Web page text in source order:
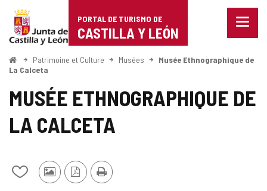
Portal
de
Turismo
de
Castilla
PORTAL DE TURISMO DE
CASTILLA Y LEÓN
Menu
les
<
Accueil
Patrimoine et Culture Musées
Musée Ethnographique de
La Calceta
MUSÉE ETHNOGRAPHIQUE DE
LA CALCETA
Ajouter/retirer
PhotosVersionImprimer